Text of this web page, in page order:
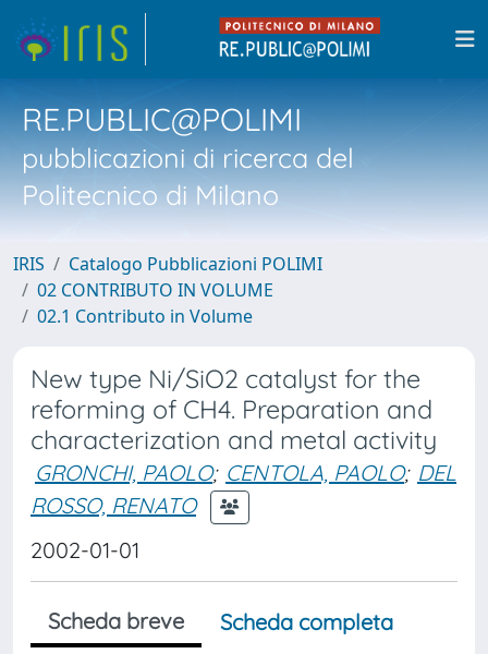
RE.PUBLIC@POLIMI
pubblicazioni di ricerca del
Politecnico di Milano
IRIS
Catalogo Pubblicazioni POLIMI
02 CONTRIBUTO IN VOLUME
02.1 Contributo in Volume
New type Ni/SiO2 catalyst for the
reforming of CH4. Preparation and
characterization and metal activity
GRONCHI, PAOLO; CENTOLA, PAOLO; DEL
ROSSO, RENATO
2002-01-01
Scheda breve
Scheda completa